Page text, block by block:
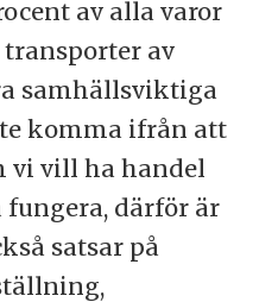
av alla varor
av
samhällsviktiga
komma ifrån att
vi vill ha handel
därför är
satsar på